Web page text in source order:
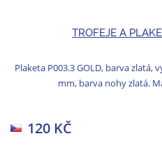
TROFEJE A
Plaketa P003.3 GOLD, barva zlatá,
mm, barva nohy zlatá.
120 KČ